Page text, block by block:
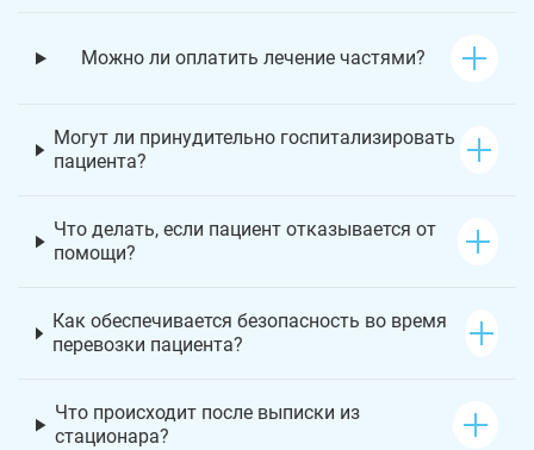
Можно ли оплатить лечение частями?
Могут ли принудительно госпитализировать
пациента?
Что делать, если пациент отказывается от
помощи?
Как обеспечивается безопасность во время
перевозки пациента?
Что происходит после выписки из
стационара?